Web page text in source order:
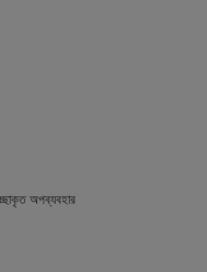
অপব্যবহার